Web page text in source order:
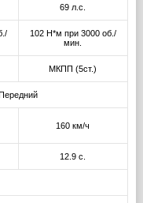
69 л.с.
102 Н*м при 3000 об./
мин.
МКПП (5ст.)
160 км/ч
12.9 с.